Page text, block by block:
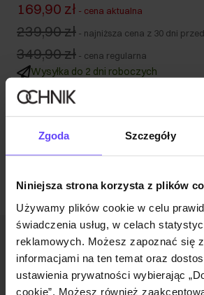
Zgoda Szczegóły
Niniejsza strona korzysta z plików
Używamy plików cookie w celu
świadczenia usług, w celach
reklamowych. Możesz zapoznać się
informacjami na ten temat oraz
ustawienia prywatności wybierając
cookie”. Możesz również
169,90 zł - cena aktualna
239,90 zł - najniższa cena z 30 dni
349,90 zł - cena regularna
Wysyłka do 2 dni roboczych
Opis produktu
Opinie
Newsletter
Bądź na bieżąco z nowościami i